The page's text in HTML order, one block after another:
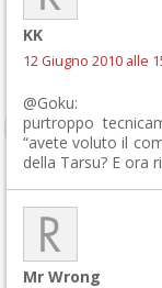
KK
12 Giugno 2010 alle
@Goku:
purtroppo
“avete voluto il
della Tarsu? E ora
Mr Wrong